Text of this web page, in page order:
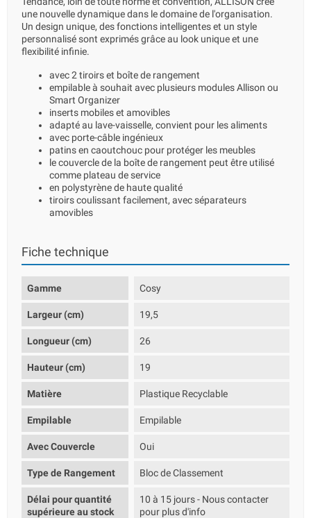
une nouvelle dynamique dans le domaine de l'organisation.
Un design unique, des fonctions intelligentes et un style
personnalisé sont exprimés grâce au look unique et une
flexibilité infinie.
avec 2 tiroirs et boîte de rangement
empilable à souhait avec plusieurs modules Allison ou
Smart Organizer
inserts mobiles et amovibles
adapté au lave-vaisselle, convient pour les aliments
avec porte-câble ingénieux
patins en caoutchouc pour protéger les meubles
le couvercle de la boîte de rangement peut être utilisé
comme plateau de service
en polystyrène de haute qualité
tiroirs coulissant facilement, avec séparateurs
amovibles
Fiche technique
Gamme Cosy
Largeur (cm) 19,5
Longueur (cm) 26
Hauteur (cm) 19
Matière Plastique Recyclable
Empilable Empilable
Avec Couvercle Oui
Type de Rangement Bloc de Classement
Délai pour quantité
supérieure au stock
10 à 15 jours - Nous contacter
pour plus d'info